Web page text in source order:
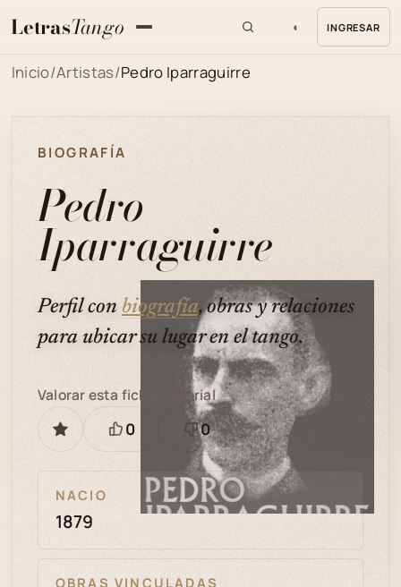
LetrasTango ◐ INGRESAR
Inicio/Artistas/Pedro Iparraguirre
BIOGRAFÍA
Pedro
Iparraguirre
Perfil con biografía, obras y relaciones
para ubicar su lugar en el tango.
GUARDAR
Valorar esta ficha editorial
Está
0
Necesita
revisión
0
NACIO
1879
OBRAS VINCULADAS